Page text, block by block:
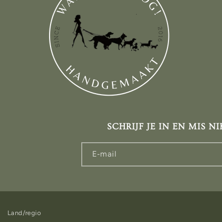
SCHRIJF JE IN EN MIS
E‑mail
Land/regio